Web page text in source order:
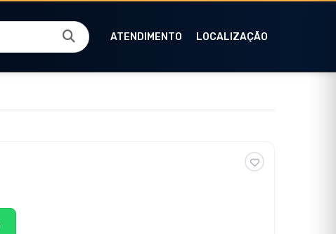
ATENDIMENTO LOCALIZAÇÃO